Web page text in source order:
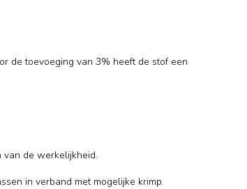
de toevoeging van 3% heeft de stof een
de werkelijkheid.
in verband met mogelijke krimp.